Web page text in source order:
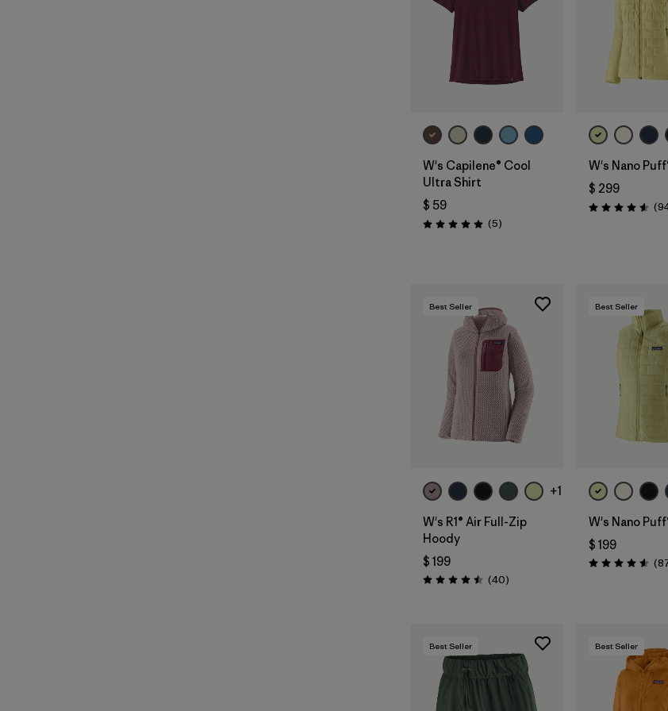
W's Capilene® Cool
Ultra Shirt
$ 59
Valoración: 5.0 / 5
(5Comentarios
)
W's Nano
$ 299
Valoración: 4.6 /
Best Seller
+1
W's R1® Air Full-Zip
Hoody
$ 199
Valoración: 4.5 / 5
(40Comentarios
)
Best Seller
W's Nano
$ 199
Valoración: 4.6 / 5
Best Seller Best Seller